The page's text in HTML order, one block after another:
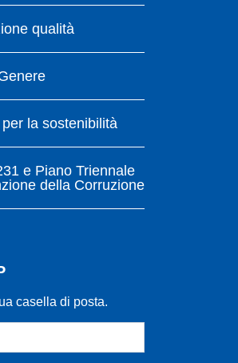
qualità
la sostenibilità
e Piano Triennale
della Corruzione
casella di posta.